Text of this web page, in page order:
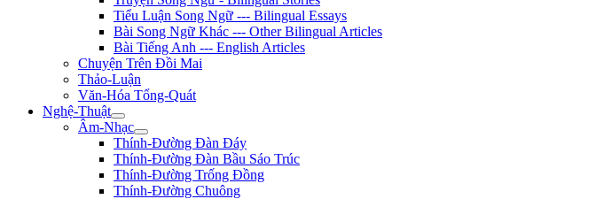
Tiểu Luận Song Ngữ --- Bilingual Essays
Bài Song Ngữ Khác --- Other Bilingual Articles
Bài Tiếng Anh --- English Articles
Chuyện Trên Đồi Mai
Thảo-Luận
Văn-Hóa Tổng-Quát
Nghệ-Thuật
Âm-Nhạc
Thính-Đường Đàn Đáy
Thính-Đường Đàn Bầu Sáo Trúc
Thính-Đường Trống Đồng
Thính-Đường Chuông